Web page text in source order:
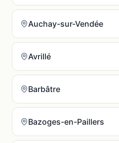
Auchay-sur-Vendée
Avrillé
Barbâtre
Bazoges-en-Paillers